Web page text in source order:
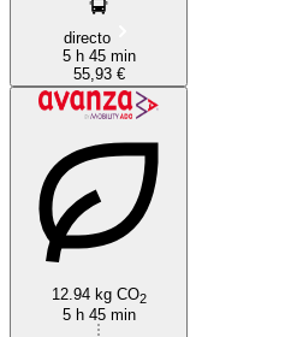
directo
5 h 45 min
55,93 €
12.94 kg CO2
5 h 45 min